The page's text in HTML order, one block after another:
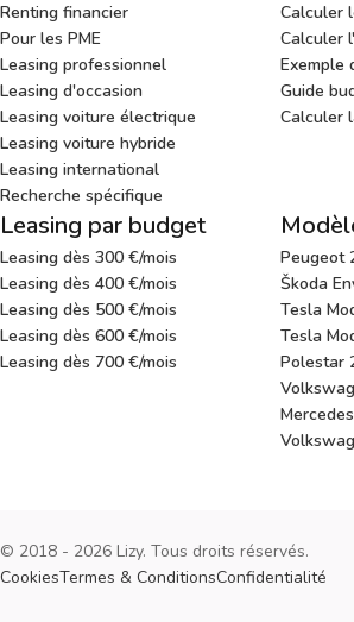
Renting financier
Pour les PME
Leasing professionnel
Leasing d'occasion
Leasing voiture électrique
Leasing voiture hybride
Leasing international
Recherche spécifique
Calculer
Calculer
Exemple
Guide
Calculer
Leasing par budget
Leasing dès 300 €/mois
Leasing dès 400 €/mois
Leasing dès 500 €/mois
Leasing dès 600 €/mois
Leasing dès 700 €/mois
Peugeot
Škoda
Tesla
Tesla
Polestar
© 2018 - 2026 Lizy. Tous droits réservés.
CookiesTermes & ConditionsConfidentialité